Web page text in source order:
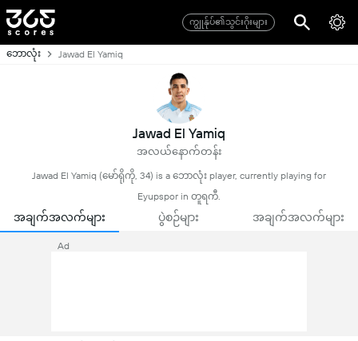
ကျွုန်ုပ်၏သွင်းဂိုးများ
ဘောလုံး Jawad El Yamiq
Jawad El Yamiq
အလယ်နောက်တန်း
Jawad El Yamiq (မော်ရိုကို, 34) is a ဘောလုံး player, currently playing for
Eyupspor in တူရကီ.
အချက်အလက်များ ပွဲစဉ်များ အချက်အလက်များ
Ad